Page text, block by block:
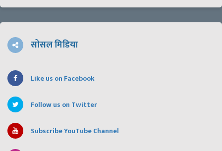
सोसल मिडिया
Like us on Facebook
Follow us on Twitter
Subscribe YouTube Channel